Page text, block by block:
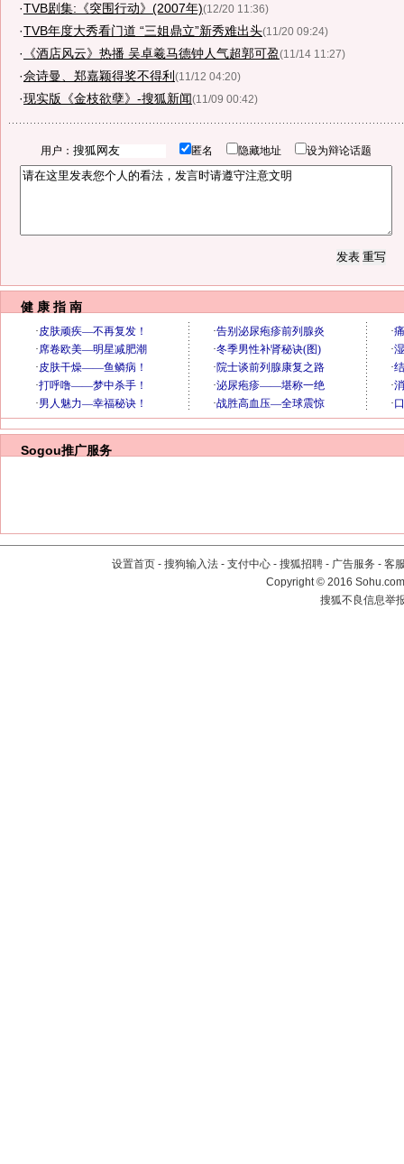
·TVB剧集:《突围行动》(2007年)(12/20 11:36)
·TVB年度大秀看门道 “三姐鼎立”新秀难出头(11/20 09:24)
· 《酒店风云》热播 吴卓羲马德钟人气超郭可盈(11/14 11:27)
·佘诗曼、郑嘉颖得奖不得利 (11/12 04:20)
·现实版《金枝欲孽》-搜狐新闻(11/09 00:42)
用户： 匿名 隐藏地址 设为辩论话题
健 康 指 南
Sogou推广服务
设置首页 - 搜狗输入法 - 支付中心 - 搜狐招聘 - 广告服务 - 客
Copyright©2016
搜狐不良信息举